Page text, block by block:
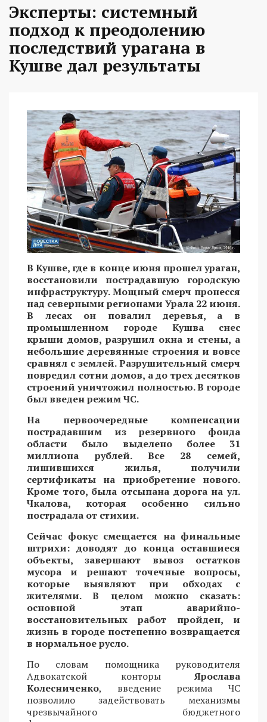
Эксперты: системный
подход к преодолению
последствий урагана в
Кушве дал результаты
В Кушве, где в конце июня прошел ураган,
восстановили пострадавшую городскую
инфраструктуру. Мощный смерч пронесся
над северными регионами Урала 22 июня.
В лесах он повалил деревья, а в
промышленном городе Кушва снес
крыши домов, разрушил окна и стены, а
небольшие деревянные строения и вовсе
сравнял с землей. Разрушительный смерч
повредил сотни домов, а до трех десятков
строений уничтожил полностью. В городе
был введен режим ЧС.
На первоочередные компенсации
пострадавшим из резервного фонда
области было выделено более 31
миллиона рублей. Все 28 семей,
лишившихся жилья, получили
сертификаты на приобретение нового.
Кроме того, была отсыпана дорога на ул.
Чкалова, которая особенно сильно
пострадала от стихии.
Сейчас фокус смещается на финальные
штрихи: доводят до конца оставшиеся
объекты, завершают вывоз остатков
мусора и решают точечные вопросы,
которые выявляют при обходах с
жителями. В целом можно сказать:
основной этап аварийно-
восстановительных работ пройден, и
жизнь в городе постепенно возвращается
в нормальное русло.
По словам помощника руководителя
Адвокатской конторыЯрослава
Колесниченко, введение режима ЧС
позволило задействовать механизмы
чрезвычайного бюджетного